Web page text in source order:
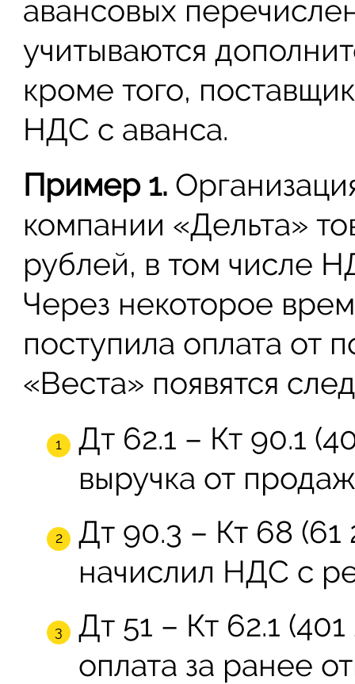
авансовых
учитываются
кроме того,
НДС с аванса.
Пример 1.
компании «Дельта»
рублей, в том числе
Через некоторое
поступила оплата от
«Веста» появятся
Дт 62.1 – Кт 90.1
выручка от
Дт 90.3 – Кт 68
начислил НДС с
Дт 51 – Кт 62.1
оплата за ранее